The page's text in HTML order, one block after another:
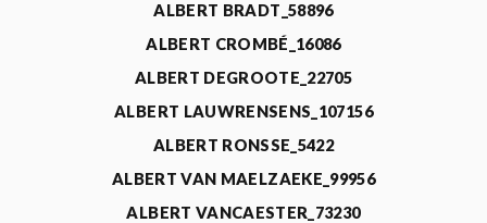
ALBERT BRADT_58896
ALBERT CROMBÉ_16086
ALBERT DEGROOTE_22705
ALBERT LAUWRENSENS_107156
ALBERT RONSSE_5422
ALBERT VAN MAELZAEKE_99956
ALBERT VANCAESTER_73230